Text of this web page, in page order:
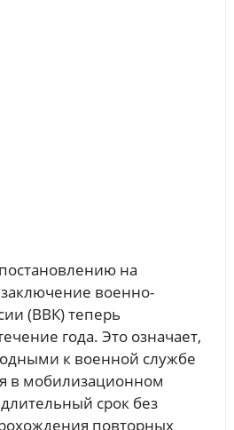
на
военно-
(ВВК) теперь
года. Это означает,
к военной службе
в мобилизационном
срок без
повторных